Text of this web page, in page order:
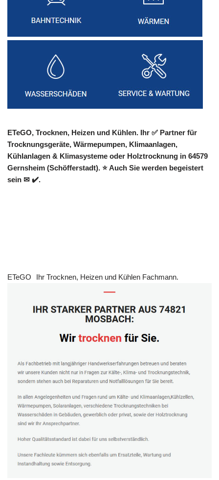
ETeGO, Trocknen, Heizen und Kühlen. Ihr ✅ Partner für
Trocknungsgeräte, Wärmepumpen, Klimaanlagen,
Kühlanlagen & Klimasysteme oder Holztrocknung in 64579
Gernsheim (Schöfferstadt). ⭐ Auch Sie werden begeistert
sein ✉ ✔️.
ETeGO Ihr Trocknen, Heizen und Kühlen Fachmann.